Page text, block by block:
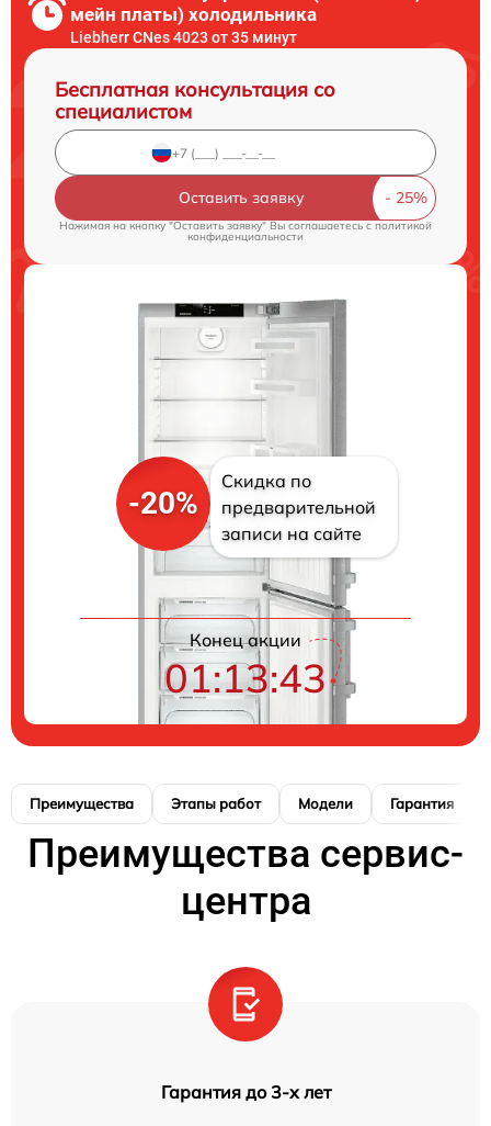
мейн платы) холодильника
Liebherr CNes 4023 от 35 минут
Бесплатная консультация со
специалистом
Оставить заявку
Нажимая на кнопку "Оставить заявку" Вы соглашаетесь cполитикой
конфиденциальности
-20%
Скидка по
предварительной
записи на сайте
Конец акции
01:13:42
Преимущества Этапы работ Модели Гарантия
Преимущества сервис-
центра
Гарантия до 3-х лет